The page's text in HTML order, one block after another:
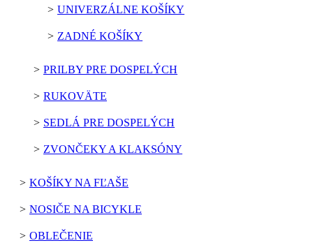
UNIVERZÁLNE KOŠÍKY
ZADNÉ KOŠÍKY
PRILBY PRE DOSPELÝCH
RUKOVÄTE
SEDLÁ PRE DOSPELÝCH
ZVONČEKY A KLAKSÓNY
KOŠÍKY NA FĽAŠE
NOSIČE NA BICYKLE
OBLEČENIE